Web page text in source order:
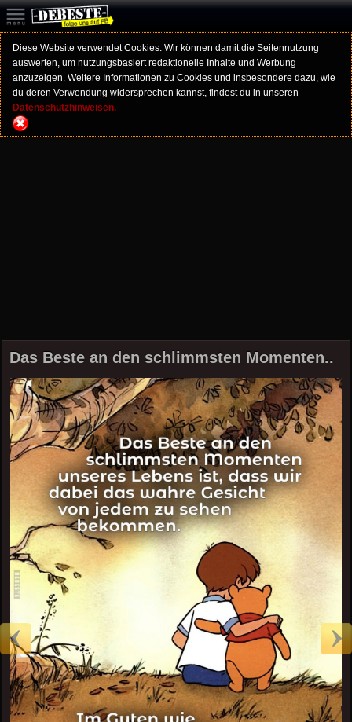
Diese Website verwendet Cookies. Wir können damit die Seitennutzung
auswerten, um nutzungsbasiert redaktionelle Inhalte und Werbung
anzuzeigen. Weitere Informationen zu Cookies und insbesondere dazu, wie
du deren Verwendung widersprechen kannst, findest du in unseren
Datenschutzhinweisen.
Das Beste an den schlimmsten Momenten..